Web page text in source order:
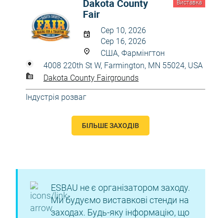
Виставка
Dakota County
Fair
Сер 10, 2026
Сер 16, 2026
США, Фармінгтон
4008 220th St W, Farmington, MN 55024, USA
Dakota County Fairgrounds
Індустрія розваг
БІЛЬШЕ ЗАХОДІВ
ESBAU не є організатором заходу.
Ми будуємо виставкові стенди на
заходах. Будь-яку інформацію, що